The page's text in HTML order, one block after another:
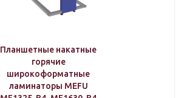
Планшетные накатные
горячие
широкоформатные
ламинаторы MEFU